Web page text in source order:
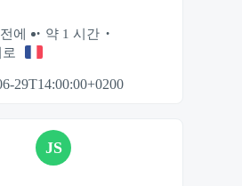
에
약 1 시간
29T14:00:00+0200
JS